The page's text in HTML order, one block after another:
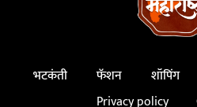
भटकंती फॅशन शॉपिंग
Privacy policy